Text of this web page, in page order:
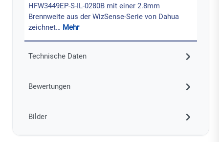
HFW3449EP-S-IL-0280B mit einer 2.8mm
Brennweite aus der WizSense-Serie von Dahua
zeichnet… Mehr
Technische Daten
Bewertungen
Bilder